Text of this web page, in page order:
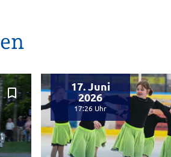
bookmark_border 17. Juni
2026
17:26